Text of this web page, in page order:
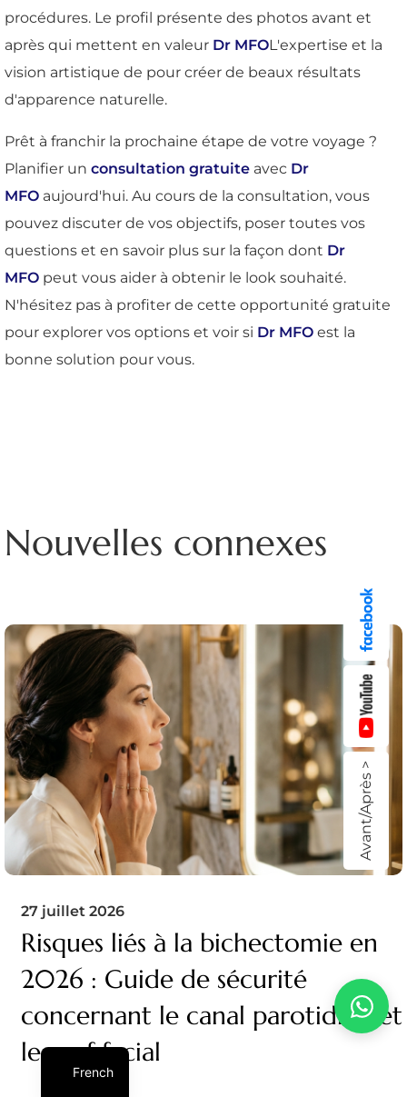
procédures. Le profil présente des photos avant et
après qui mettent en valeur Dr MFOL'expertise et la
vision artistique de pour créer de beaux résultats
d'apparence naturelle.
Prêt à franchir la prochaine étape de votre voyage ?
Planifier un consultation gratuite avec Dr
MFO aujourd'hui. Au cours de la consultation, vous
pouvez discuter de vos objectifs, poser toutes vos
questions et en savoir plus sur la façon dont Dr
MFO peut vous aider à obtenir le look souhaité.
N'hésitez pas à profiter de cette opportunité gratuite
pour explorer vos options et voir si Dr MFO est la
bonne solution pour vous.
Nouvelles connexes
27 juillet 2026
Risques liés à la bichectomie en
2026 : Guide de sécurité
concernant le canal parotidien et
le nerf facial
Avant/Après >
French